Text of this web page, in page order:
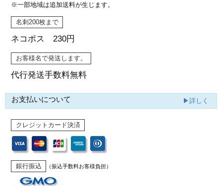
※一部地域は追加送料が生じます。
名刺200枚まで
ネコポス 230円
お客様名で発送します。
代行発送手数料無料
お支払いについて ▶詳しく
クレジットカード決済
銀行振込 （振込手数料お客様負担）